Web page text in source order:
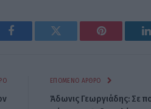
Facebook Twitter Pinterest
ΕΠΌΜΕΝΟ ΆΡΘΡΟ
Άδωνις Γεωργιάδης: Σε